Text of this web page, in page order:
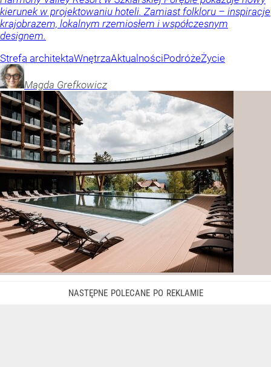
kierunek w projektowaniu hoteli. Zamiast folkloru – inspiracje
krajobrazem, lokalnym rzemiosłem i współczesnym
designem.
Strefa architektaWnętrzaAktualnościPodróżeŻycie
Magda Grefkowicz